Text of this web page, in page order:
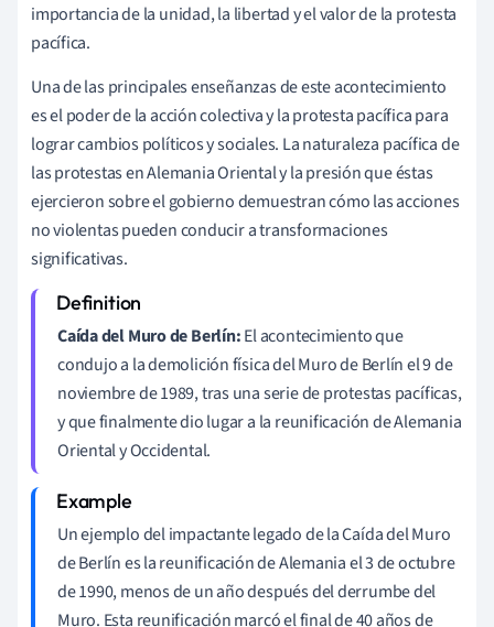
importancia de la unidad, la libertad y el valor de la protesta
pacífica.
Una de las principales enseñanzas de este acontecimiento
es el poder de la acción colectiva y la protesta pacífica para
lograr cambios políticos y sociales. La naturaleza pacífica de
las protestas en Alemania Oriental y la presión que éstas
ejercieron sobre el gobierno demuestran cómo las acciones
no violentas pueden conducir a transformaciones
significativas.
Caída del Muro de Berlín:El acontecimiento que
condujo a la demolición física del Muro de Berlín el 9 de
noviembre de 1989, tras una serie de protestas pacíficas,
y que finalmente dio lugar a la reunificación de Alemania
Oriental y Occidental.
Un ejemplo del impactante legado de la Caída del Muro
de Berlín es la reunificación de Alemania el 3 de octubre
de 1990, menos de un año después del derrumbe del
Muro. Esta reunificación marcó el final de 40 años de